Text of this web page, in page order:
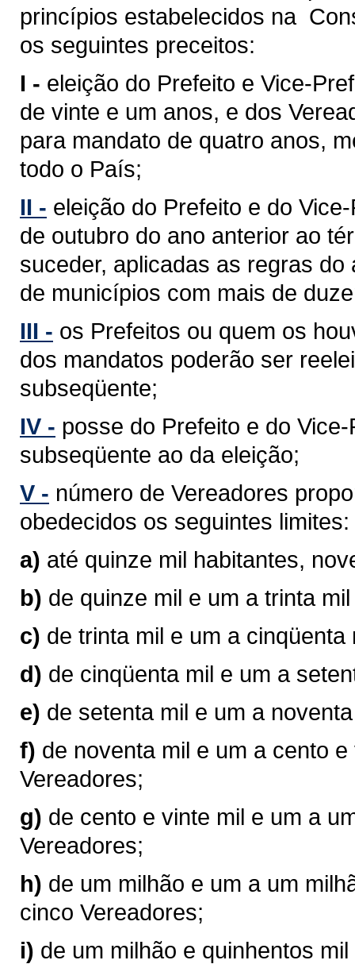
princípios estabelecidos na
os seguintes preceitos:
I - eleição do Prefeito e Vice-
de vinte e um anos, e dos
para mandato de quatro anos,
todo o País;
II - eleição do Prefeito e do
de outubro do ano anterior ao
suceder, aplicadas as regras
de municípios com mais de
III - os Prefeitos ou quem os
dos mandatos poderão ser
subseqüente;
IV - posse do Prefeito e do
subseqüente ao da eleição;
V - número de Vereadores
obedecidos os seguintes limites:
a) até quinze mil habitantes,
b) de quinze mil e um a trinta
c) de trinta mil e um a
d) de cinqüenta mil e um a
e) de setenta mil e um a
f) de noventa mil e um a cento
Vereadores;
g) de cento e vinte mil e um a
Vereadores;
h) de um milhão e um a um
cinco Vereadores;
i) de um milhão e quinhentos